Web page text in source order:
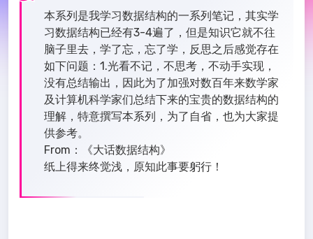
本系列是我学习数据结构的一系列笔记，其实学
习数据结构已经有3-4遍了，但是知识它就不往
脑子里去，学了忘，忘了学，反思之后感觉存在
如下问题：1.光看不记，不思考，不动手实现，
没有总结输出，因此为了加强对数百年来数学家
及计算机科学家们总结下来的宝贵的数据结构的
理解，特意撰写本系列，为了自省，也为大家提
供参考。
From：《大话数据结构》
纸上得来终觉浅，原知此事要躬行！